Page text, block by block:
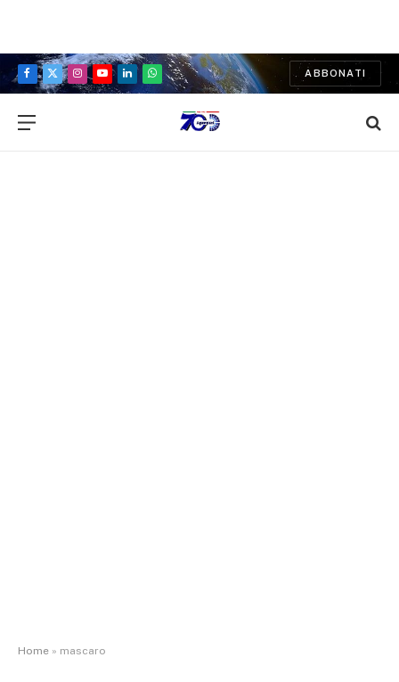
Facebook
X
Instagram
YouTubeLinkedInWhatsApp
ABBONATI
Home » mascaro